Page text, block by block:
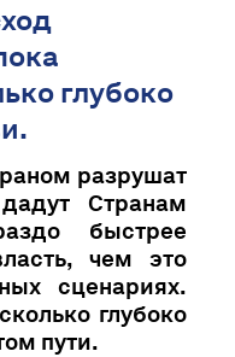
глубоко
разрушат
Странaм
быстрее
чем это
сценариях.
глубоко
пути.